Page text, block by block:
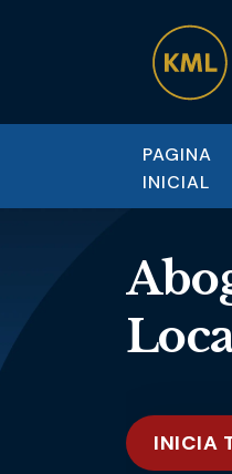
PAGINA
INICIAL
INICIA